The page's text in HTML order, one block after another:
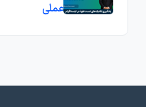
عملی